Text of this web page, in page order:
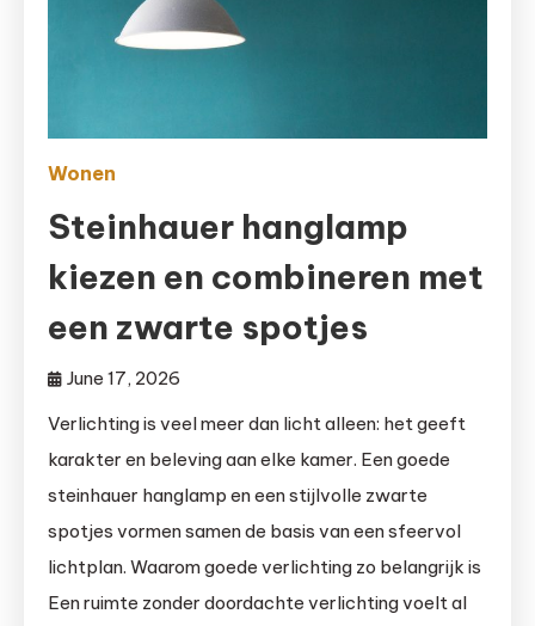
Wonen
Steinhauer hanglamp
kiezen en combineren met
een zwarte spotjes
June 17, 2026
Verlichting is veel meer dan licht alleen: het geeft
karakter en beleving aan elke kamer. Een goede
steinhauer hanglamp en een stijlvolle zwarte
spotjes vormen samen de basis van een sfeervol
lichtplan. Waarom goede verlichting zo belangrijk is
Een ruimte zonder doordachte verlichting voelt al